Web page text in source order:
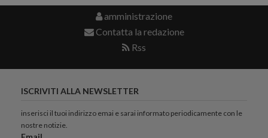
amministrazione
Contatta la redazione
Rss
ISCRIVITI ALLA NEWSLETTER
inserisci il tuoi indirizzo emai e sarai informato periodicamente con le
nostre notizie.